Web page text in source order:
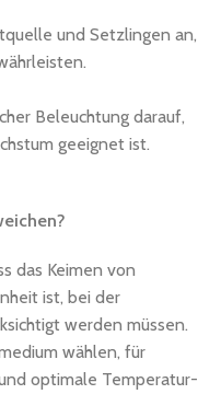
und Setzlingen an,
Beleuchtung darauf,
geeignet ist.
das Keimen von
ist, bei der
werden müssen.
wählen, für
optimale Temperatur-